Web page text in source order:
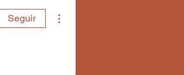
Seguir